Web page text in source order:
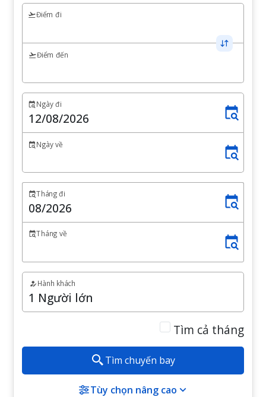
Điểm đi
Điểm đến
Ngày đi
Ngày về
Tháng đi
Tháng về
Hành khách
Tìm cả tháng
Tìm chuyến bay
Tùy chọn nâng cao